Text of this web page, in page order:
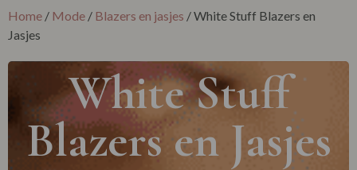
Home / Mode / Blazers en jasjes / White Stuff Blazers en
Jasjes
White Stuff
Blazers en Jasjes